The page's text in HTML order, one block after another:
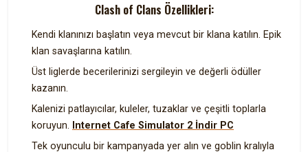
Clash of Clans Özellikleri:
Kendi klanınızı başlatın veya mevcut bir klana katılın. Epik
klan savaşlarına katılın.
Üst liglerde becerilerinizi sergileyin ve değerli ödüller
kazanın.
Kalenizi patlayıcılar, kuleler, tuzaklar ve çeşitli toplarla
koruyun.
Internet Cafe Simulator 2 İndir PC
Tek oyunculu bir kampanyada yer alın ve goblin kralıyla